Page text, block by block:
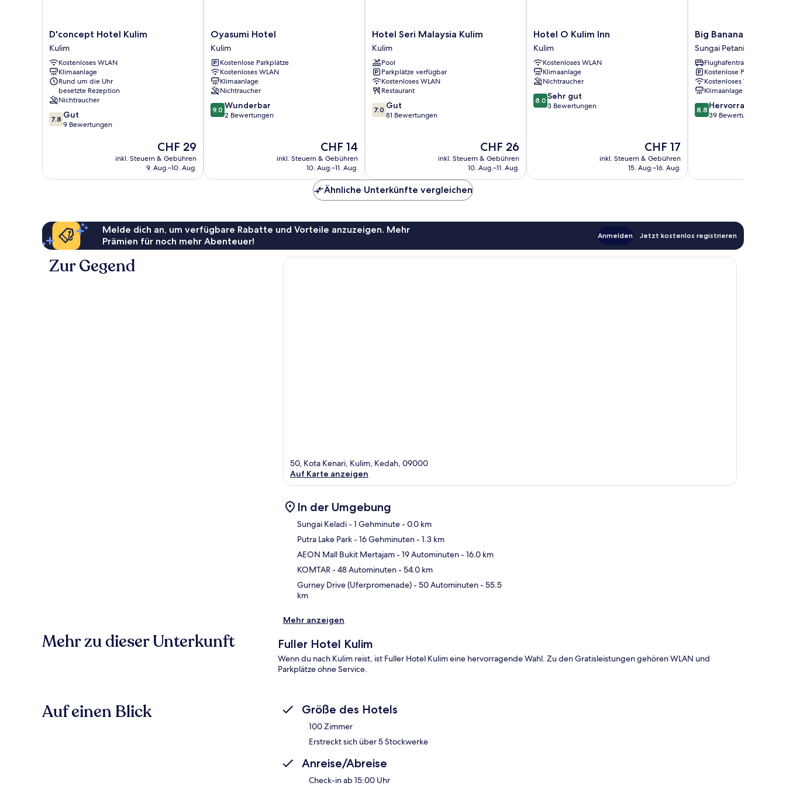
D'concept
Hotel
Kulim
Kulim
D'concept Hotel Kulim
Kulim
Kostenloses WLAN
Klimaanlage
Rund um die Uhr
besetzte Rezeption
Nichtraucher
7.8
von
7.8 Gut
9 Bewertungen
Der
Preis
beträgt
CHF 29
inkl. Steuern & Gebühren
9. Aug.–10. Aug.
Oyasumi
Hotel
Kulim
Oyasumi Hotel
Kulim
Kostenlose Parkplätze
Kostenloses WLAN
Klimaanlage
Nichtraucher
9.0
von
9.0 Wunderbar
2 Bewertungen
Der
Preis
beträgt
CHF 14
inkl. Steuern & Gebühren
10. Aug.–11. Aug.
Hotel
Seri
Malaysia
Kulim
Kulim
Hotel Seri Malaysia Kulim
Kulim
Pool
Parkplätze verfügbar
Kostenloses WLAN
Restaurant
7.0
von
7.0 Gut
81 Bewertungen
Der
Preis
beträgt
CHF 26
inkl. Steuern & Gebühren
10. Aug.–11. Aug.
Hotel
O
Kulim
Inn
Kulim
Hotel O Kulim Inn
Kulim
Kostenloses WLAN
Klimaanlage
Nichtraucher
8.0
von
8.0 Sehr gut
3 Bewertungen
Der
Preis
beträgt
CHF 17
inkl. Steuern & Gebühren
15. Aug.–16. Aug.
Big
Banana
Hotel
Sungai
Petani
Big Banana Hotel
Sungai Petani
Flughafentransfer
Kostenlose Parkplätze
Kostenloses WLAN
Klimaanlage
8.8
von
8.8 Hervorragend
39 Bewertungen
Ähnliche Unterkünfte vergleichen
Melde dich an, um verfügbare Rabatte und Vorteile anzuzeigen. Mehr
Prämien für noch mehr Abenteuer!
Anmelden Jetzt kostenlos registrieren
Zur Gegend
50, Kota Kenari, Kulim, Kedah, 09000
Auf Karte anzeigen
In der Umgebung
Sungai Keladi- 1 Gehminute- 0.0 km
Putra Lake Park- 16 Gehminuten- 1.3 km
AEON Mall Bukit Mertajam- 19 Autominuten- 16.0 km
KOMTAR- 48 Autominuten- 54.0 km
Gurney Drive (Uferpromenade)- 50 Autominuten- 55.5
km
Mehr anzeigen
Mehr zu dieser Unterkunft Fuller Hotel Kulim
Wenn du nach Kulim reist, ist Fuller Hotel Kulim eine hervorragende Wahl. Zu den Gratisleistungen gehören WLAN und
Parkplätze ohne Service.
Auf einen Blick Größe des Hotels
100 Zimmer
Erstreckt sich über 5 Stockwerke
Anreise/Abreise
Check-in ab 15:00 Uhr